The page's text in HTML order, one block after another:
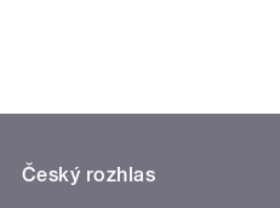
Český rozhlas